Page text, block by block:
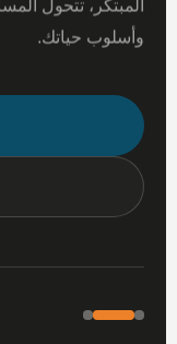
وأسلوب حياتك.